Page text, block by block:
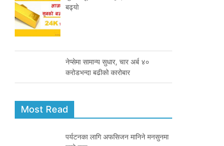
बढ्याे
नेप्सेमा सामान्य सुधार, चार अर्ब ४०
करोडभन्दा बढीको कारोबार
Most Read
पर्यटनका लागि अफसिजन मानिने मनसुनमा